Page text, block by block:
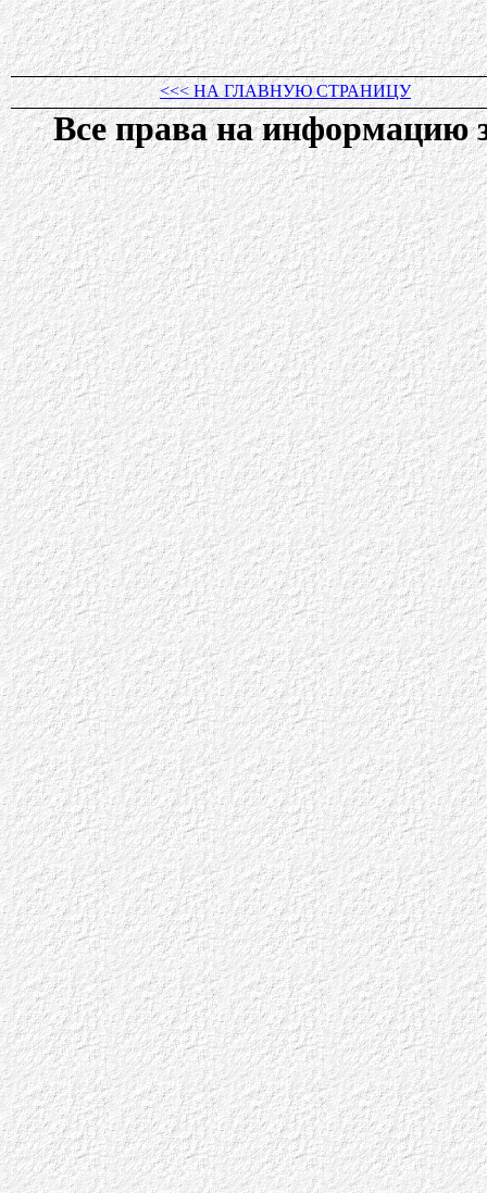
<<< НА ГЛАВНУЮ СТРАНИЦУ
Все права на